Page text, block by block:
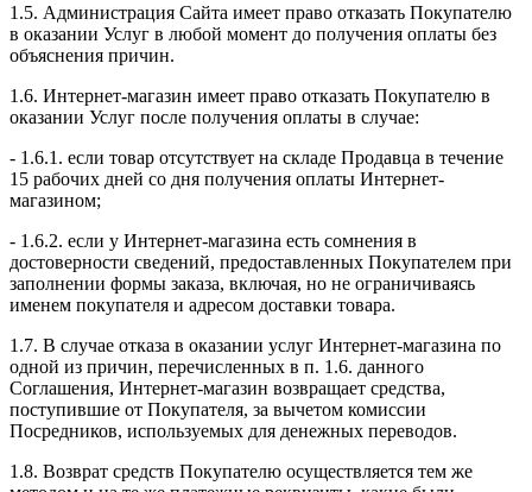
1.5. Администрация Сайта имеет право отказать Покупателю
в оказании Услуг в любой момент до получения оплаты без
объяснения причин.
1.6. Интернет-магазин имеет право отказать Покупателю в
оказании Услуг после получения оплаты в случае:
- 1.6.1. если товар отсутствует на складе Продавца в течение
15 рабочих дней со дня получения оплаты Интернет-
магазином;
- 1.6.2. если у Интернет-магазина есть сомнения в
достоверности сведений, предоставленных Покупателем при
заполнении формы заказа, включая, но не ограничиваясь
именем покупателя и адресом доставки товара.
1.7. В случае отказа в оказании услуг Интернет-магазина по
одной из причин, перечисленных в п. 1.6. данного
Соглашения, Интернет-магазин возвращает средства,
поступившие от Покупателя, за вычетом комиссии
Посредников, используемых для денежных переводов.
1.8. Возврат средств Покупателю осуществляется тем же